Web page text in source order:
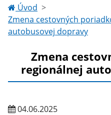
Úvod
Zmena cestovných
autobusovej dopravy
Zmena
regionálnej
04.06.2025